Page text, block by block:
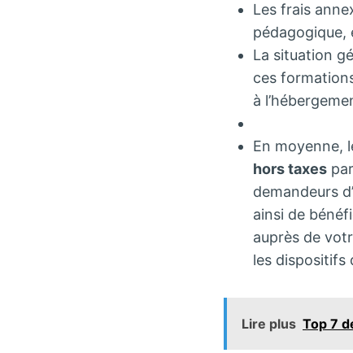
Les frais
pédagogique,
La situation
ces
à
En moyenne,
hors taxes
demandeurs
ainsi de
auprès de
les dispositifs
Lire plus Top 7